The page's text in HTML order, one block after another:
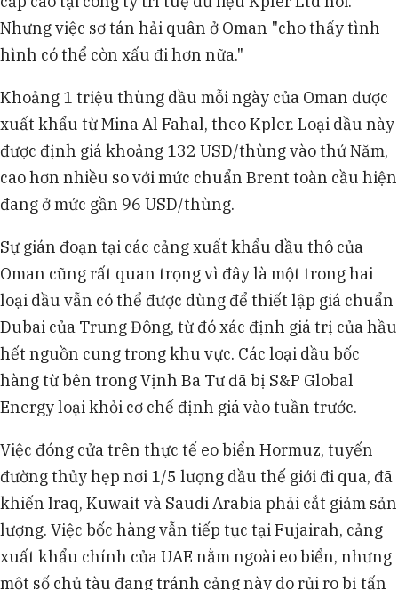
Nhưng việc sơ tán hải quân ở Oman "cho thấy tình
hình có thể còn xấu đi hơn nữa."
Khoảng 1 triệu thùng dầu mỗi ngày của Oman được
xuất khẩu từ Mina Al Fahal, theo Kpler. Loại dầu này
được định giá khoảng 132 USD/thùng vào thứ Năm,
cao hơn nhiều so với mức chuẩn Brent toàn cầu hiện
đang ở mức gần 96 USD/thùng.
Sự gián đoạn tại các cảng xuất khẩu dầu thô của
Oman cũng rất quan trọng vì đây là một trong hai
loại dầu vẫn có thể được dùng để thiết lập giá chuẩn
Dubai của Trung Đông, từ đó xác định giá trị của hầu
hết nguồn cung trong khu vực. Các loại dầu bốc
hàng từ bên trong Vịnh Ba Tư đã bị S&P Global
Energy loại khỏi cơ chế định giá vào tuần trước.
Việc đóng cửa trên thực tế eo biển Hormuz, tuyến
đường thủy hẹp nơi 1/5 lượng dầu thế giới đi qua, đã
khiến Iraq, Kuwait và Saudi Arabia phải cắt giảm sản
lượng. Việc bốc hàng vẫn tiếp tục tại Fujairah, cảng
xuất khẩu chính của UAE nằm ngoài eo biển, nhưng
một số chủ tàu đang tránh cảng này do rủi ro bị tấn